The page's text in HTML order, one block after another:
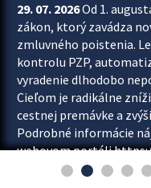
29. 07. 2026Od 1.
zákon, ktorý zavádza
zmluvného poistenia.
kontrolu PZP,
vyradenie dlhodobo
Cieľom je radikálne
cestnej premávke a
Podrobné informácie
webovom portáli
ktorom od augusta